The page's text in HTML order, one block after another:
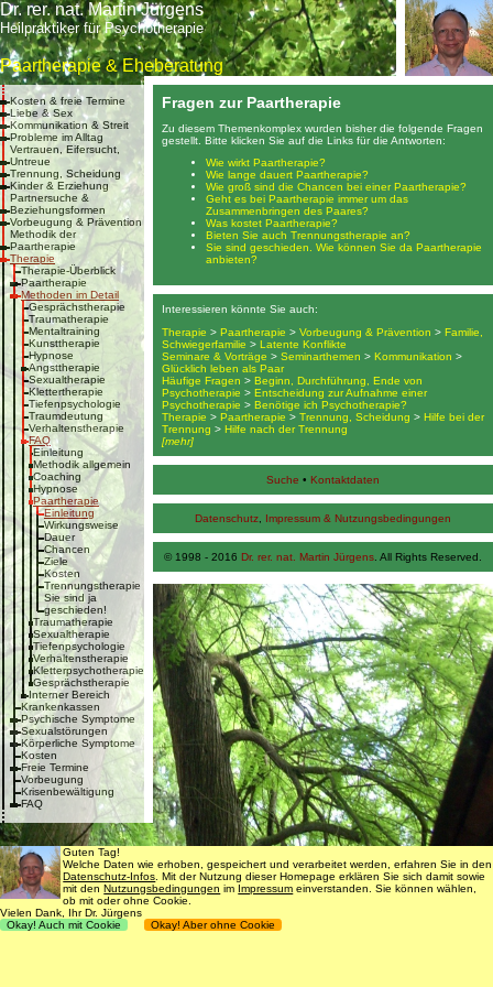
Dr. rer. nat. Martin Jürgens
Heilpraktiker für Psychotherapie
Paartherapie & Eheberatung
Kosten & freie Termine
Liebe & Sex
Kommunikation & Streit
Probleme im Alltag
Vertrauen, Eifersucht,
Untreue
Trennung, Scheidung
Kinder & Erziehung
Partnersuche &
Beziehungsformen
Vorbeugung & Prävention
Methodik der
Paartherapie
Therapie
Therapie-Überblick
Paartherapie
Methoden im Detail
Gesprächstherapie
Traumatherapie
Mentaltraining
Kunsttherapie
Hypnose
Angsttherapie
Sexualtherapie
Klettertherapie
Tiefenpsychologie
Traumdeutung
Verhaltenstherapie
FAQ
Einleitung
Methodik allgemein
Coaching
Hypnose
Paartherapie
Einleitung
Wirkungsweise
Dauer
Chancen
Ziele
Kosten
Trennungstherapie
Sie sind ja
geschieden!
Traumatherapie
Sexualtherapie
Tiefenpsychologie
Verhaltenstherapie
Kletterpsychotherapie
Gesprächstherapie
Interner Bereich
Krankenkassen
Psychische Symptome
Sexualstörungen
Körperliche Symptome
Kosten
Freie Termine
Vorbeugung
Krisenbewältigung
FAQ
Fragen zur Paartherapie
Zu diesem Themenkomplex wurden bisher die folgende Fragen
gestellt. Bitte klicken Sie auf die Links für die Antworten:
Wie wirkt Paartherapie?
Wie lange dauert Paartherapie?
Wie groß sind die Chancen bei einer Paartherapie?
Geht es bei Paartherapie immer um das
Zusammenbringen des Paares?
Was kostet Paartherapie?
Bieten Sie auch Trennungstherapie an?
Sie sind geschieden. Wie können Sie da Paartherapie
anbieten?
Interessieren könnte Sie auch:
Therapie > Paartherapie > Vorbeugung & Prävention > Familie,
Schwiegerfamilie > Latente Konflikte
Seminare & Vorträge > Seminarthemen > Kommunikation >
Glücklich leben als Paar
Häufige Fragen > Beginn, Durchführung, Ende von
Psychotherapie > Entscheidung zur Aufnahme einer
Psychotherapie > Benötige ich Psychotherapie?
Therapie > Paartherapie > Trennung, Scheidung > Hilfe bei der
Trennung > Hilfe nach der Trennung
[mehr]
Suche • Kontaktdaten
Datenschutz Impressum & Nutzungsbedingungen
© 1998 - 2016 Dr. rer. nat. Martin Jürgens . All Rights Reserved.
Guten Tag!
Welche Daten wie erhoben, gespeichert und verarbeitet werden, erfahren Sie in den
Datenschutz-Infos . Mit der Nutzung dieser Homepage erklären Sie sich damit sowie
mit denNutzungsbedingungen im Impressum einverstanden. Sie können wählen,
ob mit oder ohne Cookie.
Vielen Dank, Ihr Dr. Jürgens
Okay! Auch mit Cookie
Okay! Aber ohne Cookie